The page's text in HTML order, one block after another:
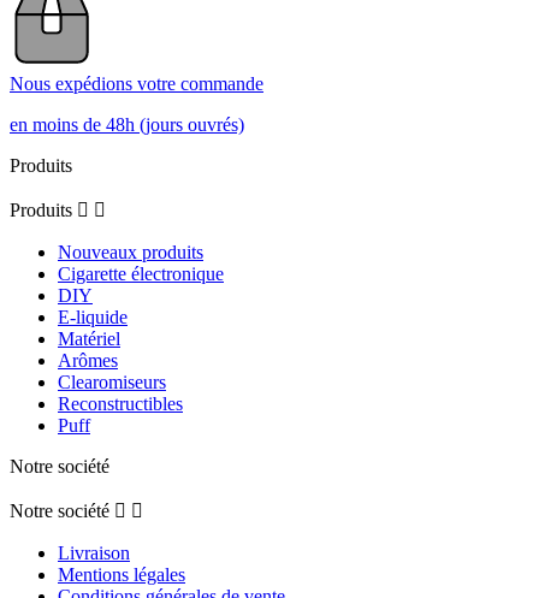
Nous expédions votre commande
en moins de 48h (jours ouvrés)
Produits
Produits  
Nouveaux produits
Cigarette électronique
DIY
E-liquide
Matériel
Arômes
Clearomiseurs
Reconstructibles
Puff
Notre société
Notre société  
Livraison
Mentions légales